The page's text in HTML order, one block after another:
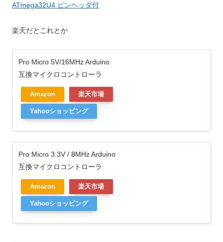
ATmega32U4 ピンヘッダ付
楽天だとこれとか
Pro Micro 5V/16MHz Arduino
互換マイクロコントローラ
Amazon 楽天市場
Yahooショッピング
Pro Micro 3.3V / 8MHz Arduino
互換マイクロコントローラ
Amazon 楽天市場
Yahooショッピング